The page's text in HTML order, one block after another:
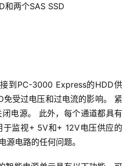
和两个SAS SSD
到PC-3000 Express的HDD供
免受过电压和过电流的影响。 紧
电源。 此外，每个通道都具有
监视+ 5V和+ 12V电压供应的
源电路的任何问题。